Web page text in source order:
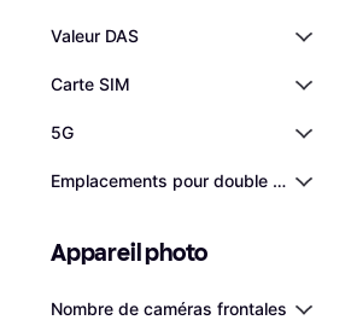
Valeur DAS
Carte SIM
5G
Emplacements pour double carte SIM
Appareil photo
Nombre de caméras frontales